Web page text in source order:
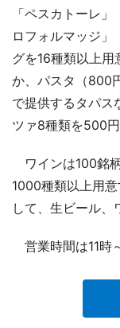
「ペスカトーレ
ロフォルマッジ」
グを16種類以上
か、パスタ（800
で提供するタパス
ツァ8種類を500円
ワインは100銘
1000種類以上用
して、生ビール、
営業時間は11時